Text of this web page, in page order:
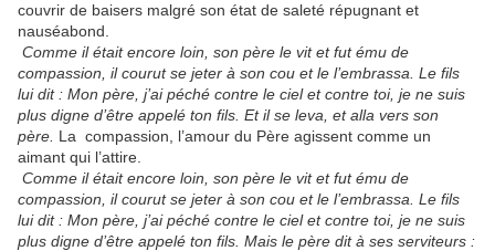
couvrir de baisers malgré son état de saleté répugnant et
nauséabond.
Comme il était encore loin, son père le vit et fut ému de
compassion, il courut se jeter à son cou et le l’embrassa. Le fils
lui dit : Mon père, j’ai péché contre le ciel et contre toi, je ne suis
plus digne d’être appelé ton fils. Et il se leva, et alla vers son
père. La compassion, l’amour du Père agissent comme un
aimant qui l’attire.
Comme il était encore loin, son père le vit et fut ému de
compassion, il courut se jeter à son cou et le l’embrassa. Le fils
lui dit : Mon père, j’ai péché contre le ciel et contre toi, je ne suis
plus digne d’être appelé ton fils. Mais le père dit à ses serviteurs :